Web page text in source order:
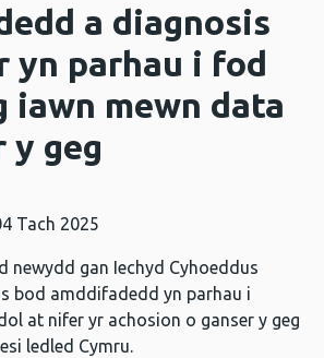
a diagnosis
yn parhau i fod
iawn mewn data
y geg
Tach 2025
newydd gan Iechyd Cyhoeddus
bod amddifadedd yn parhau i
at nifer yr achosion o ganser y geg
ledled Cymru.